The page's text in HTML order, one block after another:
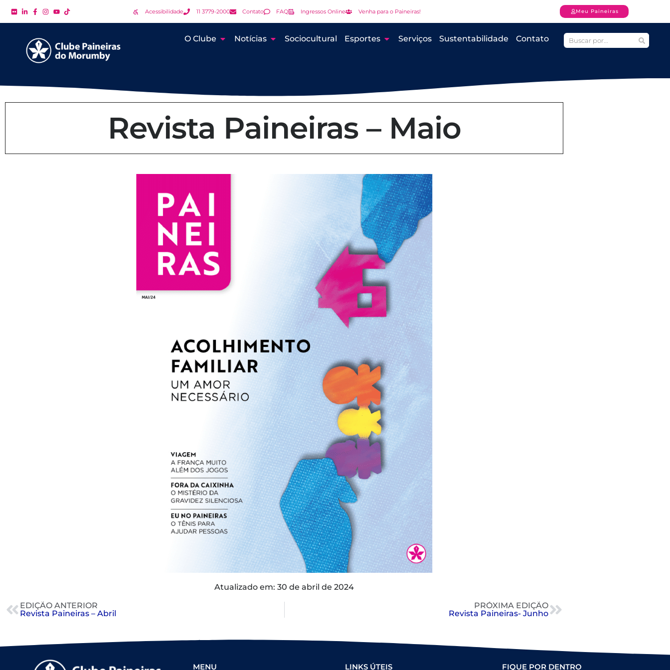
Acessibilidade 11 3779-2000 Contato FAQ Ingressos Online Venha para o Paineiras! Meu Paineiras
O Clube Notícias Sociocultural Esportes Serviços Sustentabilidade Contato
Revista Paineiras – Maio
Atualizado em: 30 de abril de 2024
EDIÇÃO ANTERIOR
Revista Paineiras – Abril
PRÓXIMA EDIÇÃO
Revista Paineiras- Junho
MENU LINKS ÚTEIS FIQUE POR DENTRO